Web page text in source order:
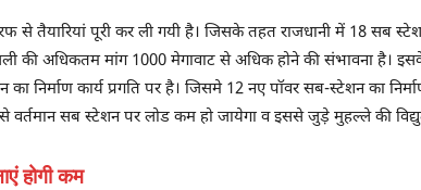
से तैयारियां पूरी कर ली गयी है। जिसके तहत राजधानी में 18 सब
की अधिकतम मांग 1000 मेगावाट से अधिक होने की संभावना है।
निर्माण कार्य प्रगति पर है। जिसमे 12 नए पॉवर सब-स्टेशन का
सब स्टेशन पर लोड कम हो जायेगा व इससे जुड़े मुहल्ले की
होगी कम